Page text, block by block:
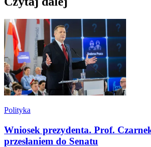
Polityka
Wniosek prezydenta. Prof.
przesłaniem do Senatu